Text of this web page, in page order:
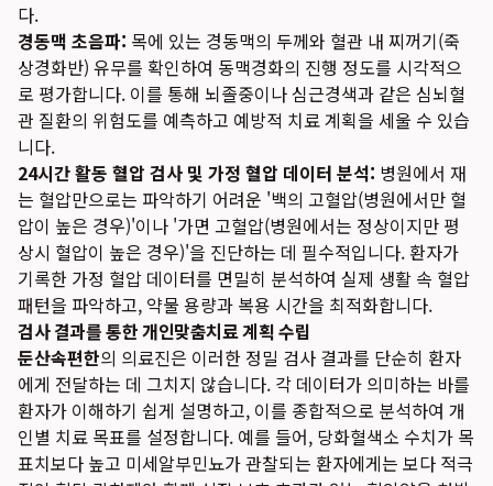
다.
경동맥 초음파: 목에 있는 경동맥의 두께와 혈관 내 찌꺼기(죽
상경화반) 유무를 확인하여 동맥경화의 진행 정도를 시각적으
로 평가합니다. 이를 통해 뇌졸중이나 심근경색과 같은 심뇌혈
관 질환의 위험도를 예측하고 예방적 치료 계획을 세울 수 있습
니다.
24시간 활동 혈압 검사 및 가정 혈압 데이터 분석: 병원에서 재
는 혈압만으로는 파악하기 어려운 '백의 고혈압(병원에서만 혈
압이 높은 경우)'이나 '가면 고혈압(병원에서는 정상이지만 평
상시 혈압이 높은 경우)'을 진단하는 데 필수적입니다. 환자가
기록한 가정 혈압 데이터를 면밀히 분석하여 실제 생활 속 혈압
패턴을 파악하고, 약물 용량과 복용 시간을 최적화합니다.
검사 결과를 통한 개인맞춤치료 계획 수립
둔산속편한의 의료진은 이러한 정밀 검사 결과를 단순히 환자
에게 전달하는 데 그치지 않습니다. 각 데이터가 의미하는 바를
환자가 이해하기 쉽게 설명하고, 이를 종합적으로 분석하여 개
인별 치료 목표를 설정합니다. 예를 들어, 당화혈색소 수치가 목
표치보다 높고 미세알부민뇨가 관찰되는 환자에게는 보다 적극